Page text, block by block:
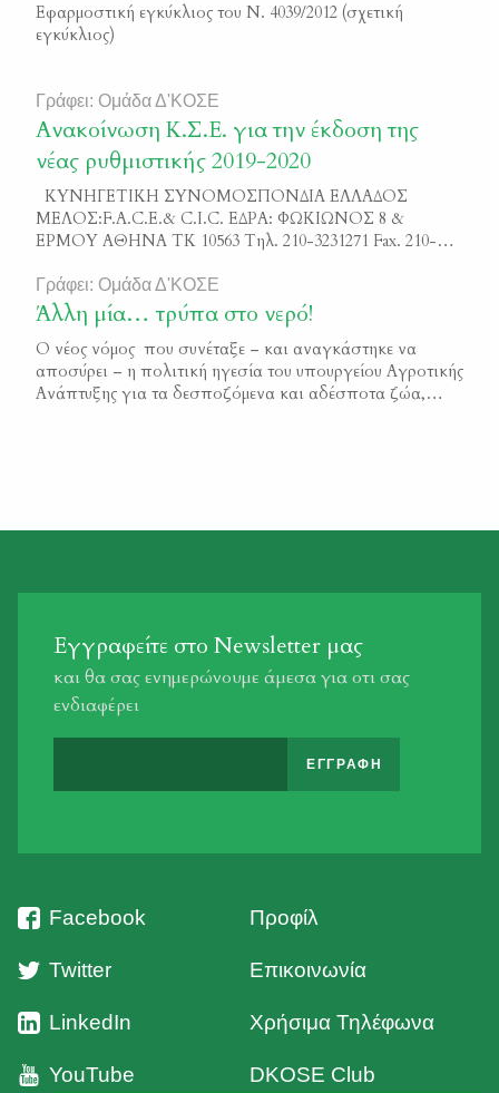
Εφαρμοστική εγκύκλιος του Ν. 4039/2012 (σχετική
εγκύκλιος)
Γράφει: Ομάδα Δ'ΚΟΣΕ
Ανακοίνωση Κ.Σ.Ε. για την έκδοση της
νέας ρυθμιστικής 2019-2020
ΚΥΝΗΓΕΤΙΚΗ ΣΥΝΟΜΟΣΠΟΝΔΙΑ ΕΛΛΑΔΟΣ
ΜΕΛΟΣ:F.A.C.E.& C.I.C. ΕΔΡΑ: ΦΩΚΙΩΝΟΣ 8 &
ΕΡΜΟΥ ΑΘΗΝΑ ΤΚ 10563 Τηλ. 210-3231271 Fax. 210-
ΑΝΑΚΟΙΝΩΣΗ Με την υπογραφείσα από τον υπουργό
Περιβάλλοντος κ. Κ. Χατζηδάκη, Ρυθμιστική Απόφαση
για την περίοδο 2019-2020, επαναλαμβάνεται η
Ρυθμιστική της προηγούμενης περιόδου, πέραν
ορισμένων ειδικών ρυθμίσεων για τον αγριόχοιρο και το
τρυγόνι. […]
Γράφει: Ομάδα Δ'ΚΟΣΕ
Άλλη μία… τρύπα στο νερό!
Ο νέος νόμος που συνέταξε – και αναγκάστηκε να
αποσύρει – η πολιτική ηγεσία του υπουργείου Αγροτικής
Ανάπτυξης για τα δεσποζόμενα και αδέσποτα ζώα,
Εγγραφείτε στο Newsletter μας
και θα σας ενημερώνουμε άμεσα για οτι σας
ενδιαφέρει
Facebook
Twitter
LinkedIn
YouTube
Προφίλ
Επικοινωνία
Χρήσιμα Τηλέφωνα
DKOSE Club